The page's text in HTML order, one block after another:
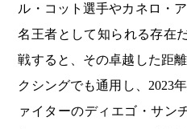
ル・コット選手やカネロ・
名王者として知られる存在
戦すると、その卓越した距
クシングでも通用し、2023
ァイターのディエゴ・サン